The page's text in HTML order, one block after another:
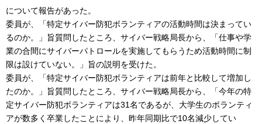
について報告があった。
委員が、「特定サイバー防犯ボランティアの活動時間は決まってい
るのか。」旨質問したところ、サイバー戦略局長から、「仕事や学
業の合間にサイバーパトロールを実施してもらうため活動時間に制
限は設けていない。」旨の説明を受けた。
委員が、「特定サイバー防犯ボランティアは前年と比較して増加し
たのか。」旨質問したところ、サイバー戦略局長から、「今年の特
定サイバー防犯ボランティアは31名であるが、大学生のボランティ
アが数多く卒業したことにより、昨年同期比で10名減少してい